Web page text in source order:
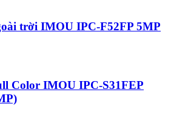
trời IMOU IPC-F52FP 5MP
Color IMOU IPC-S31FEP